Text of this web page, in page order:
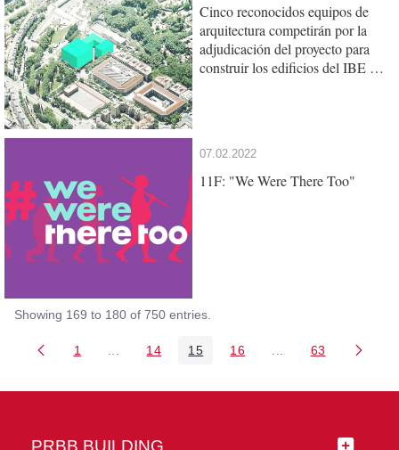
Cinco reconocidos equipos de
arquitectura competirán por la
adjudicación del proyecto para
construir los edificios del IBE y
07.02.2022
11F: "We Were There Too"
Showing 169 to 180 of 750 entries.
Page
1 Intermediate Pages Use TAB to navigate.
Page
14 Page
15 Page
16 Intermediate Pages
Page
63
PRBB BUILDING